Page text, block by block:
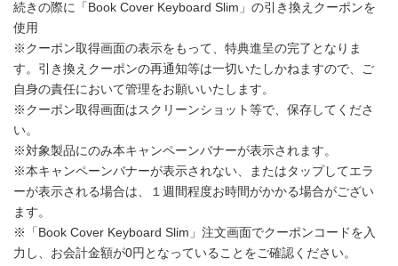
続きの際に「Book Cover Keyboard Slim」の引き換えクーポンを
使用
※クーポン取得画面の表示をもって、特典進呈の完了となりま
す。引き換えクーポンの再通知等は一切いたしかねますので、ご
自身の責任において管理をお願いいたします。
※クーポン取得画面はスクリーンショット等で、保存してくださ
い。
※対象製品にのみ本キャンペーンバナーが表示されます。
※本キャンペーンバナーが表示されない、またはタップしてエラ
ーが表示される場合は、１週間程度お時間がかかる場合がござい
ます。
※「Book Cover Keyboard Slim」注文画面でクーポンコードを入
力し、お会計金額が0円となっていることをご確認ください。